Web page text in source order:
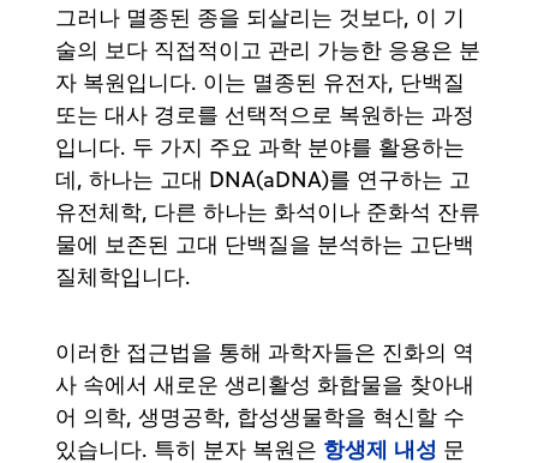
그러나 멸종된 종을 되살리는 것보다, 이 기
술의 보다 직접적이고 관리 가능한 응용은 분
자 복원입니다. 이는 멸종된 유전자, 단백질
또는 대사 경로를 선택적으로 복원하는 과정
입니다. 두 가지 주요 과학 분야를 활용하는
데, 하나는 고대 DNA(aDNA)를 연구하는 고
유전체학, 다른 하나는 화석이나 준화석 잔류
물에 보존된 고대 단백질을 분석하는 고단백
질체학입니다.
이러한 접근법을 통해 과학자들은 진화의 역
사 속에서 새로운 생리활성 화합물을 찾아내
어 의학, 생명공학, 합성생물학을 혁신할 수
있습니다. 특히 분자 복원은 항생제 내성 문